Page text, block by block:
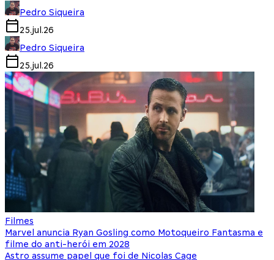
Pedro Siqueira
25.jul.26
Pedro Siqueira
25.jul.26
Filmes
Marvel anuncia Ryan Gosling como Motoqueiro Fantasma e
filme do anti-herói em 2028
Astro assume papel que foi de Nicolas Cage